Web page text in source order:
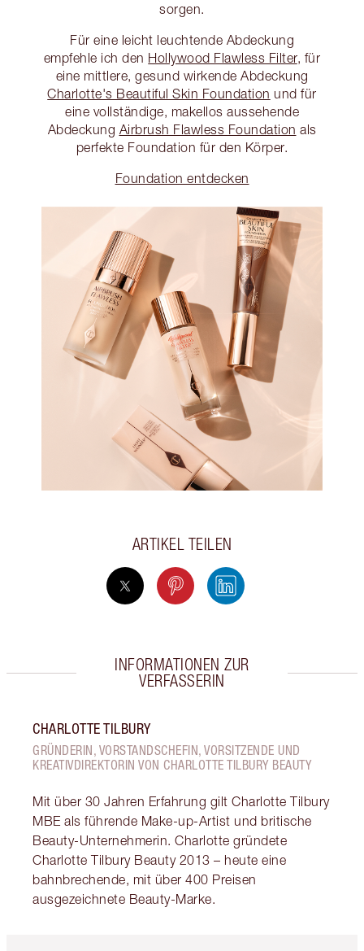
sorgen.
Für eine leicht leuchtende Abdeckung
empfehle ich den Hollywood Flawless Filter, für
eine mittlere, gesund wirkende Abdeckung
Charlotte's Beautiful Skin Foundation und für
eine vollständige, makellos aussehende
Abdeckung Airbrush Flawless Foundation als
perfekte Foundation für den Körper.
Foundation entdecken
ARTIKEL TEILEN
INFORMATIONEN ZUR
VERFASSERIN
CHARLOTTE TILBURY
GRÜNDERIN, VORSTANDSCHEFIN, VORSITZENDE UND
KREATIVDIREKTORIN VON CHARLOTTE TILBURY BEAUTY
Mit über 30 Jahren Erfahrung gilt Charlotte Tilbury
MBE als führende Make-up-Artist und britische
Beauty-Unternehmerin. Charlotte gründete
Charlotte Tilbury Beauty 2013 – heute eine
bahnbrechende, mit über 400 Preisen
ausgezeichnete Beauty-Marke.